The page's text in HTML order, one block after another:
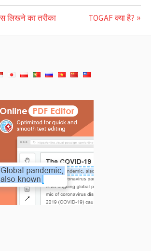
लिखने का तरीका
Next
TOGAF क्या है?